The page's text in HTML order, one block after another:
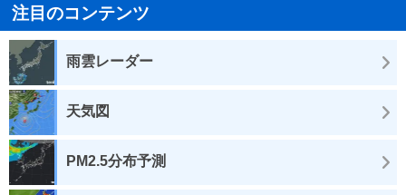
注目のコンテンツ
雨雲レーダー
天気図
PM2.5分布予測